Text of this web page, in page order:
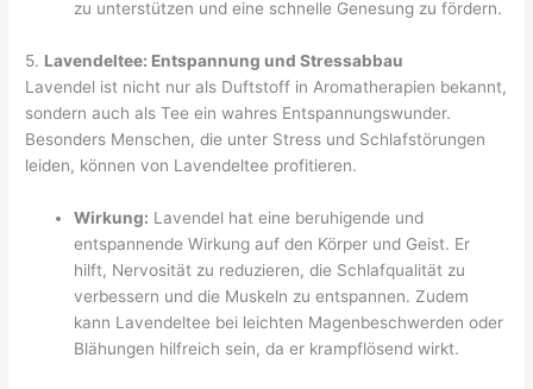
zu unterstützen und eine schnelle Genesung zu fördern.
5. Lavendeltee: Entspannung und Stressabbau
Lavendel ist nicht nur als Duftstoff in Aromatherapien bekannt,
sondern auch als Tee ein wahres Entspannungswunder.
Besonders Menschen, die unter Stress und Schlafstörungen
leiden, können von Lavendeltee profitieren.
Wirkung: Lavendel hat eine beruhigende und
entspannende Wirkung auf den Körper und Geist. Er
hilft, Nervosität zu reduzieren, die Schlafqualität zu
verbessern und die Muskeln zu entspannen. Zudem
kann Lavendeltee bei leichten Magenbeschwerden oder
Blähungen hilfreich sein, da er krampflösend wirkt.